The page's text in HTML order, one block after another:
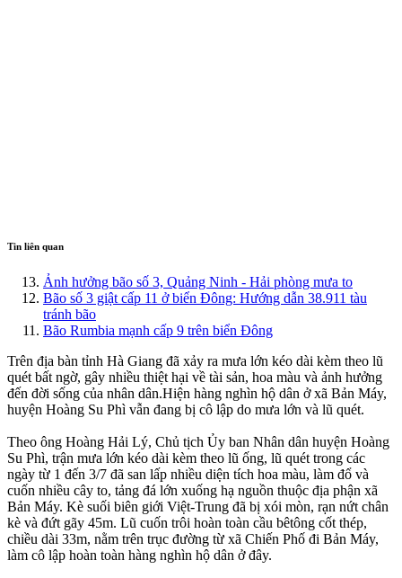
Tin liên quan
Ảnh hưởng bão số 3, Quảng Ninh - Hải phòng mưa to
Bão số 3 giật cấp 11 ở biển Đông: Hướng dẫn 38.911 tàu
tránh bão
Bão Rumbia mạnh cấp 9 trên biển Đông
Trên địa bàn tỉnh Hà Giang đã xảy ra mưa lớn kéo dài kèm theo lũ
quét bất ngờ, gây nhiều thiệt hại về tài sản, hoa màu và ảnh hưởng
đến đời sống của nhân dân.Hiện hàng nghìn hộ dân ở xã Bản Máy,
huyện Hoàng Su Phì vẫn đang bị cô lập do mưa lớn và lũ quét.
Theo ông Hoàng Hải Lý, Chủ tịch Ủy ban Nhân dân huyện Hoàng
Su Phì, trận mưa lớn kéo dài kèm theo lũ ống, lũ quét trong các
ngày từ 1 đến 3/7 đã san lấp nhiều diện tích hoa màu, làm đổ và
cuốn nhiều cây to, tảng đá lớn xuống hạ nguồn thu‌ộc đị‌a phận xã
Bản Máy. Kè suối biên giới Việt-Trung đã bị xói mòn, rạn nứt chân
kè và đứt gãy 45m. Lũ cuốn trôi hoàn toàn cầu bêtông cốt thép,
chiều dài 33m, nằm trên trục đường từ xã Chiến Phố đi Bản Máy,
làm cô lập hoàn toàn hàng nghìn hộ dân ở đây.